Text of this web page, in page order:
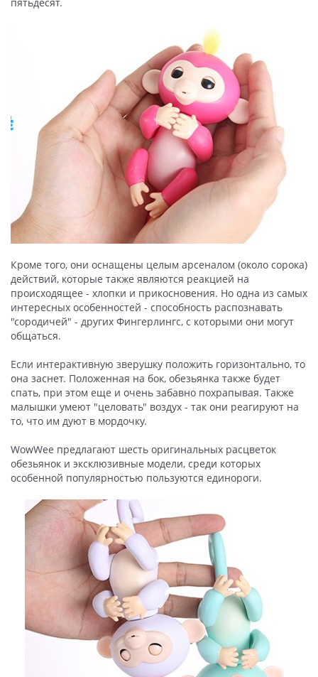
Кроме того, они оснащены целым арсеналом (около сорока)
действий, которые также являются реакцией на
происходящее - хлопки и прикосновения. Но одна из самых
интересных особенностей - способность распознавать
"сородичей" - других Фингерлингс, с которыми они могут
общаться.
Если интерактивную зверушку положить горизонтально, то
она заснет. Положенная на бок, обезьянка также будет
спать, при этом еще и очень забавно похрапывая. Также
малышки умеют "целовать" воздух - так они реагируют на
то, что им дуют в мордочку.
WowWee предлагают шесть оригинальных расцветок
обезьянок и эксклюзивные модели, среди которых
особенной популярностью пользуются единороги.